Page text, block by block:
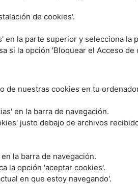
de cookies'.
en la parte superior y selecciona la
si la opción 'Bloquear el Acceso
de nuestras cookies en tu
en la barra de navegación.
justo debajo de archivos
la barra de navegación.
la opción 'aceptar cookies'.
en que estoy navegando'.